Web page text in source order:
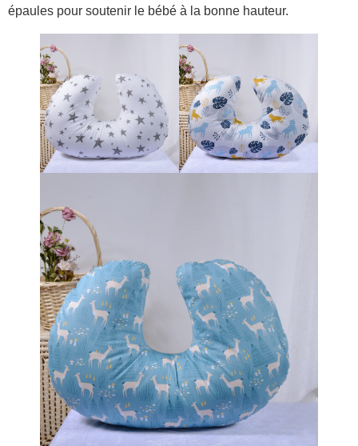
épaules pour soutenir le bébé à la bonne hauteur.